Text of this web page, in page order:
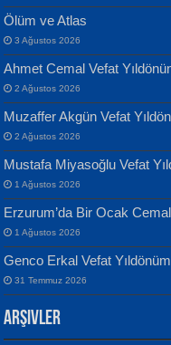
ATİLLA ÖZEN
Sultan Olmadan Önce
EKREM KARABABA
Banu Sancak
Defterimden İçeri...
İsmail Aydos
İnkisar...
Ölüm ve Atlas
3 Ağustos 2026
Ahmet Cemal Vefat
2 Ağustos 2026
Muzaffer Akgün Vefat
2 Ağustos 2026
Mustafa Miyasoğlu Vefat
1 Ağustos 2026
Erzurum’da Bir Ocak
1 Ağustos 2026
Genco Erkal Vefat
31 Temmuz 2026
Arşivler